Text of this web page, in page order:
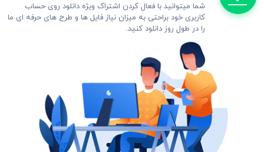
شما میتوانید با فعال کردن اشتراک ویژه دانلود روی حساب
کاربری خود براحتی به میزان نیاز فایل ها و طرح های حرفه ای ما
را در طول روز دانلود کنید.